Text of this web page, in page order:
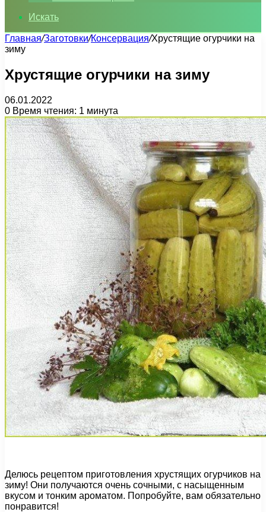
Искать
Главная/Заготовки/Консервация/Хрустящие огурчики на
зиму
Хрустящие огурчики на зиму
06.01.2022
0 Время чтения: 1 минута
Делюсь рецептом приготовления хрустящих огурчиков на
зиму! Они получаются очень сочными, с насыщенным
вкусом и тонким ароматом. Попробуйте, вам обязательно
понравится!